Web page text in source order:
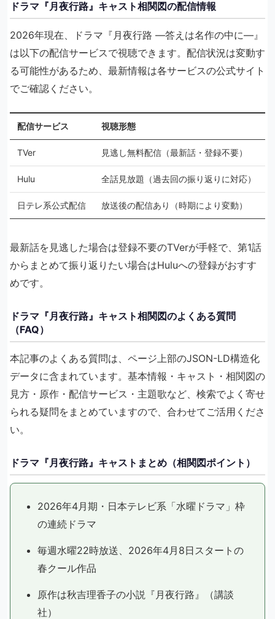
ドラマ『月夜行路』キャスト相関図の配信情報
2026年現在、ドラマ『月夜行路 ―答えは名作の中に―』
は以下の配信サービスで視聴できます。配信状況は変動す
る可能性があるため、最新情報は各サービスの公式サイト
でご確認ください。
配信サービス 視聴形態
TVer 見逃し無料配信（最新話・登録不要）
Hulu 全話見放題（過去回の振り返りに対応）
日テレ系公式配信 放送後の配信あり（時期により変動）
最新話を見逃した場合は登録不要のTVerが手軽で、第1話
からまとめて振り返りたい場合はHuluへの登録がおすす
めです。
ドラマ『月夜行路』キャスト相関図のよくある質問
（FAQ）
本記事のよくある質問は、ページ上部のJSON-LD構造化
データに含まれています。基本情報・キャスト・相関図の
見方・原作・配信サービス・主題歌など、検索でよく寄せ
られる疑問をまとめていますので、合わせてご活用くださ
い。
ドラマ『月夜行路』キャストまとめ（相関図ポイント）
2026年4月期・日本テレビ系「水曜ドラマ」枠
の連続ドラマ
毎週水曜22時放送、2026年4月8日スタートの
春クール作品
原作は秋吉理香子の小説『月夜行路』（講談
社）